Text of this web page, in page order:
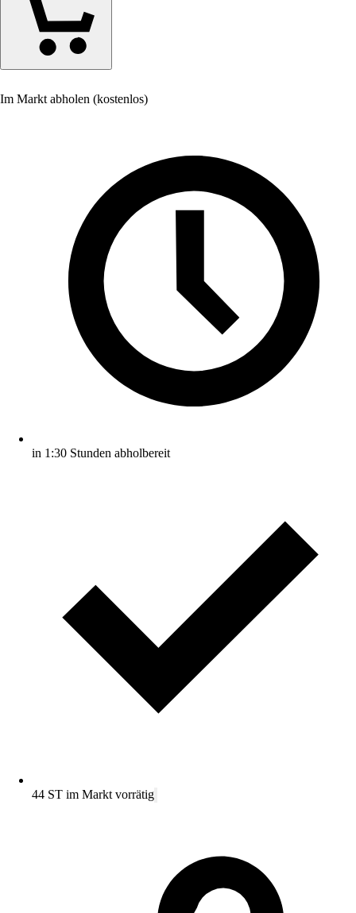
Im Markt abholen (kostenlos)
in 1:30 Stunden abholbereit
44 ST im Markt vorrätig